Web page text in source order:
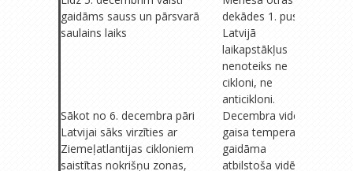
gaidāms sauss un pārsvarā
saulains laiks
dekādes 1. pusē
Latvijā
laikapstākļus
nenoteiks ne
cikloni, ne
anticikloni.
Sākot no 6. decembra pāri
Latvijai sāks virzīties ar
Ziemeļatlantijas cikloniem
saistītas nokrišņu zonas,
Decembra vidējā
gaisa temperatūra
gaidāma
atbilstoša vidējam